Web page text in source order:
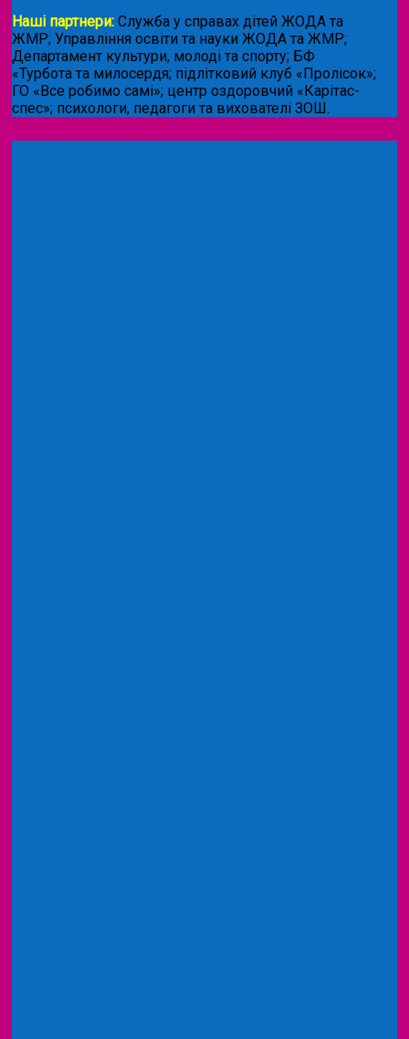
Наші партнери: Служба у справах дітей ЖОДА та
ЖМР; Управління освіти та науки ЖОДА та ЖМР;
Департамент культури, молоді та спорту; БФ
«Турбота та милосердя; підлітковий клуб «Пролісок»;
ГО «Все робимо самі»; центр оздоровчий «Карітас-
спес»; психологи, педагоги та вихователі ЗОШ.